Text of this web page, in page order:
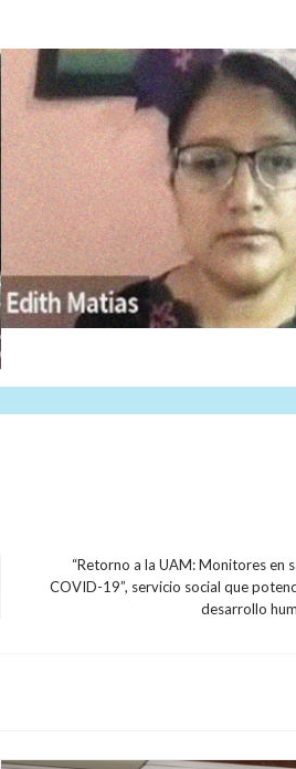
Entrada
“Retorno a la UAM: Monitores en
COVID-19”, servicio social que
desarrollo